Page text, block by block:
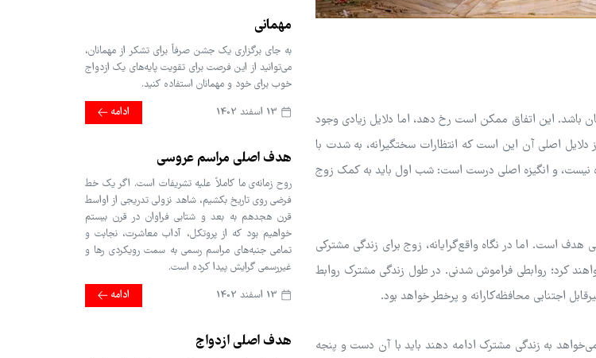
باشد. این اتفاق ممکن است رخ دهد، اما دلایل زیادی وجود
دلایل اصلی آن این است که انتظارات سختگیرانه، به شدت با
نیست، و انگیزه اصلی درست است: شب اول باید به کمک زوج
است. اما در نگاه واقع‌گرایانه، زوج برای زندگی مشترکی
کرد؛ روابطی فراموش شدنی. در طول زندگی مشترک روابط
اجتنابی محافظه‌کارانه و پرخطر خواهد بود.
به زندگی مشترک ادامه دهند باید با آن دست و پنجه
مهمانی
به جای برگزاری یک جشن صرفاً برای تشکر از مهمانان،
می‌توانید از این فرصت برای تقویت پایه‌های یک ازدواج
خوب برای خود و مهمانان استفاده کنید.
ادامه
هدف اصلی مراسم عروسی
روح زمانه‌ی ما کاملاً علیه تشریفات است. اگر یک خط
فرضی روی تاریخ بکشیم، شاهد نزولی تدریجی از اواسط
قرن هجدهم به بعد و شتابی فراوان در قرن بیستم
خواهیم بود که از پروتکل، آداب معاشرت، نجابت و
تمامی جنبه‌های مراسم رسمی به سمت رویکردی رها و
غیررسمی گرایش پیدا کرده است.
ادامه
هدف اصلی ازدواج